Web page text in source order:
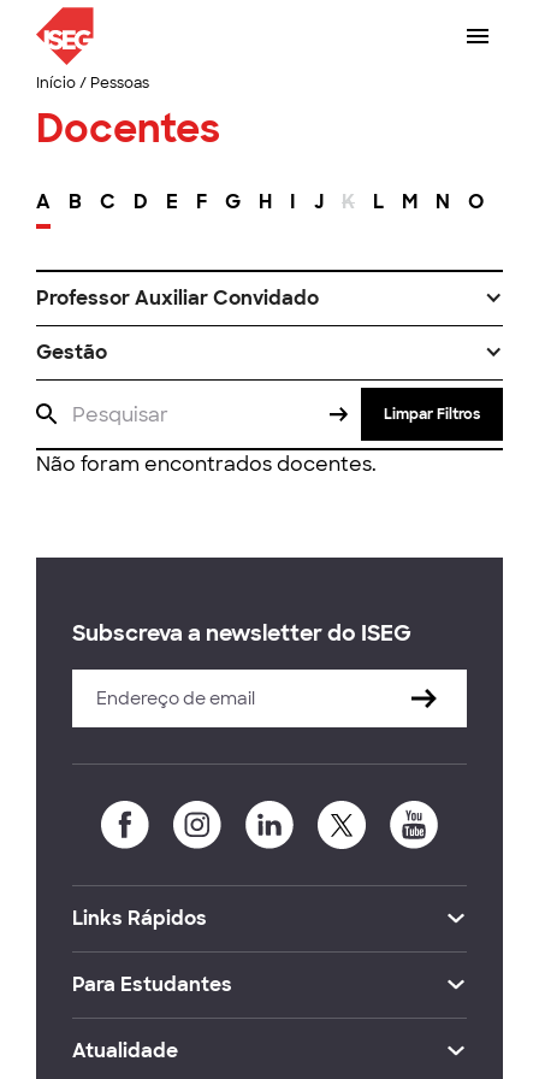
Início/ Pessoas
Docentes
A B C D E F G H I J K L M N O
Professor Auxiliar Convidado
Gestão
Limpar Filtros
Não foram encontrados docentes.
Subscreva a newsletter do ISEG
Links Rápidos
Para Estudantes
Atualidade